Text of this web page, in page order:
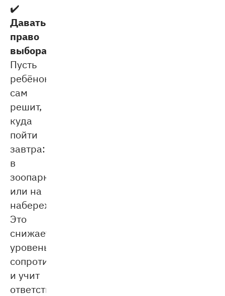
✔️
Давать
право
выбора
Пусть
ребёнок
сам
решит,
куда
пойти
завтра:
в
зоопарк
или на
набережную.
Это
снижает
уровень
сопротивления
и учит
ответственности.